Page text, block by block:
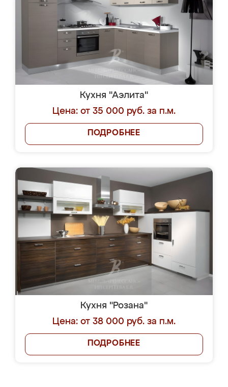
Кухня "Аэлита"
Цена: от 35 000 руб. за п.м.
ПОДРОБНЕЕ
Кухня "Розана"
Цена: от 38 000 руб. за п.м.
ПОДРОБНЕЕ